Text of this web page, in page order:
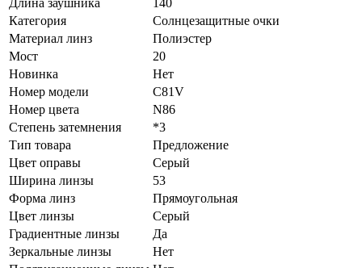
Категория
Солнцезащитные очки
Материал линз
Полиэстер
Мост
20
Новинка
Нет
Номер модели
C81V
Номер цвета
N86
Степень затемнения
*3
Тип товара
Предложение
Цвет оправы
Серый
Ширина линзы
53
Форма линз
Прямоугольная
Цвет линзы
Серый
Градиентные линзы
Да
Зеркальные линзы
Нет